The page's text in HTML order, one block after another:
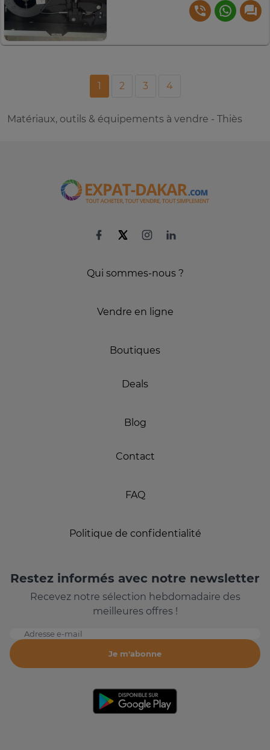
1 2 3 4
Matériaux, outils & équipements à vendre - Thiès
Qui sommes-nous ?
Vendre en ligne
Boutiques
Deals
Blog
Contact
FAQ
Politique de confidentialité
Restez informés avec notre newsletter
Recevez notre sélection hebdomadaire des
meilleures offres !
Adresse e-mail
Je m'abonne